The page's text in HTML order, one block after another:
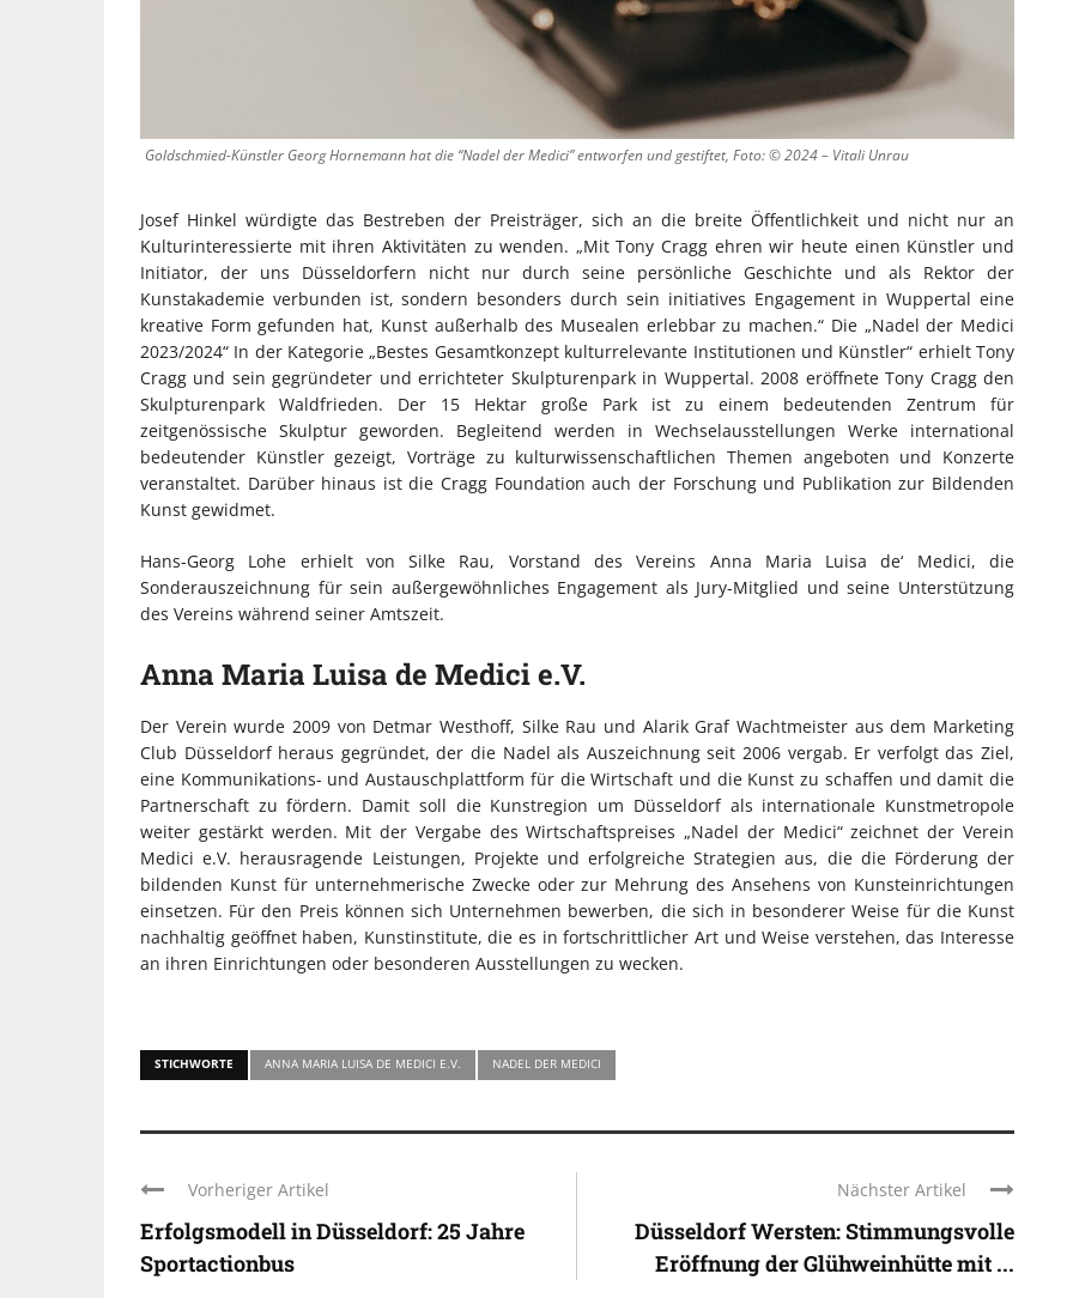
Goldschmied-Künstler Georg Hornemann hat die “Nadel der Medici” entworfen und gestiftet, Foto: © 2024 – Vitali Unrau
Josef Hinkel würdigte das Bestreben der Preisträger, sich an die breite Öffentlichkeit und nicht nur an
Kulturinteressierte mit ihren Aktivitäten zu wenden. „Mit Tony Cragg ehren wir heute einen Künstler und
Initiator, der uns Düsseldorfern nicht nur durch seine persönliche Geschichte und als Rektor der
Kunstakademie verbunden ist, sondern besonders durch sein initiatives Engagement in Wuppertal eine
kreative Form gefunden hat, Kunst außerhalb des Musealen erlebbar zu machen.“ Die „Nadel der Medici
2023/2024“ In der Kategorie „Bestes Gesamtkonzept kulturrelevante Institutionen und Künstler“ erhielt Tony
Cragg und sein gegründeter und errichteter Skulpturenpark in Wuppertal. 2008 eröffnete Tony Cragg den
Skulpturenpark Waldfrieden. Der 15 Hektar große Park ist zu einem bedeutenden Zentrum für
zeitgenössische Skulptur geworden. Begleitend werden in Wechselausstellungen Werke international
bedeutender Künstler gezeigt, Vorträge zu kulturwissenschaftlichen Themen angeboten und Konzerte
veranstaltet. Darüber hinaus ist die Cragg Foundation auch der Forschung und Publikation zur Bildenden
Kunst gewidmet.
Hans-Georg Lohe erhielt von Silke Rau, Vorstand des Vereins Anna Maria Luisa de‘ Medici, die
Sonderauszeichnung für sein außergewöhnliches Engagement als Jury-Mitglied und seine Unterstützung
des Vereins während seiner Amtszeit.
Anna Maria Luisa de Medici e.V.
Der Verein wurde 2009 von Detmar Westhoff, Silke Rau und Alarik Graf Wachtmeister aus dem Marketing
Club Düsseldorf heraus gegründet, der die Nadel als Auszeichnung seit 2006 vergab. Er verfolgt das Ziel,
eine Kommunikations- und Austauschplattform für die Wirtschaft und die Kunst zu schaffen und damit die
Partnerschaft zu fördern. Damit soll die Kunstregion um Düsseldorf als internationale Kunstmetropole
weiter gestärkt werden. Mit der Vergabe des Wirtschaftspreises „Nadel der Medici“ zeichnet der Verein
Medici e.V. herausragende Leistungen, Projekte und erfolgreiche Strategien aus, die die Förderung der
bildenden Kunst für unternehmerische Zwecke oder zur Mehrung des Ansehens von Kunsteinrichtungen
einsetzen. Für den Preis können sich Unternehmen bewerben, die sich in besonderer Weise für die Kunst
nachhaltig geöffnet haben, Kunstinstitute, die es in fortschrittlicher Art und Weise verstehen, das Interesse
an ihren Einrichtungen oder besonderen Ausstellungen zu wecken.
STICHWORTE ANNA MARIA LUISA DE MEDICI E.V. NADEL DER MEDICI
Vorheriger Artikel
Erfolgsmodell in Düsseldorf: 25 Jahre
Sportactionbus
Nächster Artikel
Düsseldorf Wersten: Stimmungsvolle
Eröffnung der Glühweinhütte mit ...